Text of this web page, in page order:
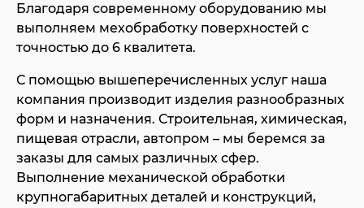
Благодаря современному оборудованию мы
выполняем мехобработку поверхностей с
точностью до 6 квалитета.
С помощью вышеперечисленных услуг наша
компания производит изделия разнообразных
форм и назначения. Строительная, химическая,
пищевая отрасли, автопром – мы беремся за
заказы для самых различных сфер.
Выполнение механической обработки
крупногабаритных деталей и конструкций,